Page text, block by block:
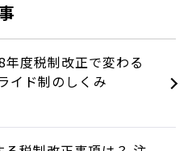
度税制改正で変わる
イド制のしくみ